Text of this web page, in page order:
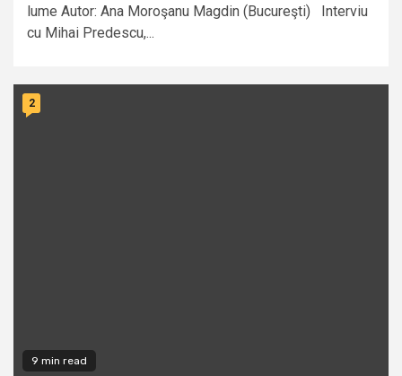
lume Autor: Ana Moroşanu Magdin (Bucureşti) Interviu
cu Mihai Predescu,...
9 min read
2